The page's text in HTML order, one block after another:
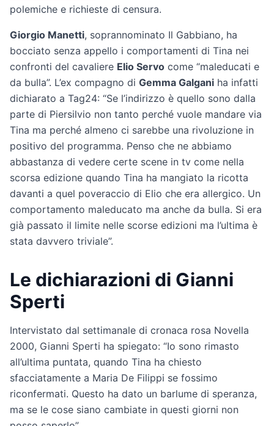
polemiche e richieste di censura.
Giorgio Manetti, soprannominato Il Gabbiano, ha
bocciato senza appello i comportamenti di Tina nei
confronti del cavaliere Elio Servo come “maleducati e
da bulla”. L’ex compagno di Gemma Galgani ha infatti
dichiarato a Tag24: “Se l’indirizzo è quello sono dalla
parte di Piersilvio non tanto perché vuole mandare via
Tina ma perché almeno ci sarebbe una rivoluzione in
positivo del programma. Penso che ne abbiamo
abbastanza di vedere certe scene in tv come nella
scorsa edizione quando Tina ha mangiato la ricotta
davanti a quel poveraccio di Elio che era allergico. Un
comportamento maleducato ma anche da bulla. Si era
già passato il limite nelle scorse edizioni ma l’ultima è
stata davvero triviale”.
Le dichiarazioni di Gianni
Sperti
Intervistato dal settimanale di cronaca rosa Novella
2000, Gianni Sperti ha spiegato: “Io sono rimasto
all’ultima puntata, quando Tina ha chiesto
sfacciatamente a Maria De Filippi se fossimo
riconfermati. Questo ha dato un barlume di speranza,
ma se le cose siano cambiate in questi giorni non